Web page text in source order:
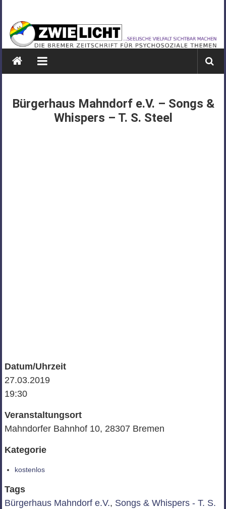
springen
ZWIELICHT
BREMEN
DIE
PSYCHOSOZIALE
Bürgerhaus Mahndorf e.V. – Songs &
Whispers – T. S. Steel
Datum/Uhrzeit
27.03.2019
19:30
Veranstaltungsort
Mahndorfer Bahnhof 10, 28307 Bremen
Kategorie
kostenlos
Tags
Bürgerhaus Mahndorf e.V., Songs & Whispers - T. S.